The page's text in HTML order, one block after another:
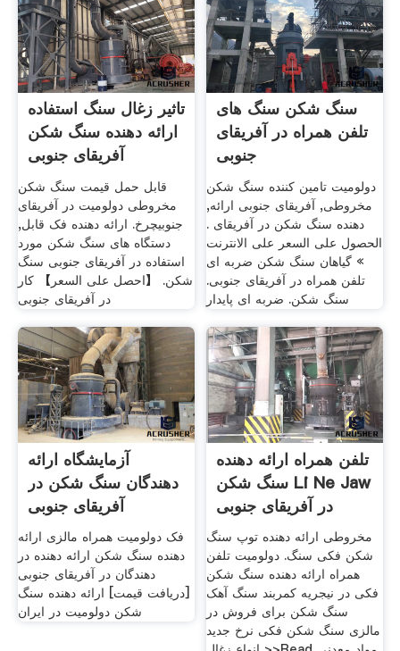
تاثیر زغال سنگ استفاده
ارائه دهنده سنگ شکن
آفریقای جنوبی
قابل حمل قیمت سنگ شکن
مخروطی دولومیت در آفریقای
جنوبیچرخ. ارائه دهنده فک قابل,
دستگاه های سنگ شکن مورد
استفاده در آفریقای جنوبی سنگ
شکن. 【احصل على السعر】 کار
در آفریقای جنوبی
سنگ شکن سنگ های
تلفن همراه در آفریقای
جنوبی
دولومیت تامین کننده سنگ شکن
مخروطی, آفریقای جنوبی ارائه,
دهنده سنگ شکن در آفریقای .
الحصول على السعر على الانترنت
» گیاهان سنگ شکن ضربه ای
تلفن همراه در آفریقای جنوبی.
سنگ شکن. ضربه ای پایدار
آزمایشگاه ارائه
دهندگان سنگ شکن در
آفریقای جنوبی
فک دولومیت همراه مالزی ارائه
دهنده سنگ شکن ارائه دهنده در
دهندگان در آفریقای جنوبی
[دریافت قیمت] ارائه دهنده سنگ
شکن دولومیت در ایران
تلفن همراه ارائه دهنده
سنگ شکن Li Ne Jaw
در آفریقای جنوبی
مخروطی ارائه دهنده توپ سنگ
شکن فکی سنگ. دولومیت تلفن
همراه ارائه دهنده سنگ شکن
فکی در نیجریه کمربند سنگ آهک
سنگ شکن برای فروش در
مالزی سنگ شکن فکی نرخ جدید